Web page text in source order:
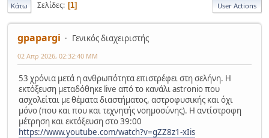
Κάτω Σελίδες 1 User Actions
gpapargi Γενικός διαχειριστής
02 Απρ 2026, 02:32:40 ΜΜ
53 χρόνια μετά η ανθρωπότητα επιστρέφει στη σελήνη. Η
εκτόξευση μεταδόθηκε live από το κανάλι astronio που
ασχολείται με θέματα διαστήματος, αστροφυσικής και όχι
μόνο (που και που και τεχνητής νοημοσύνης). Η αντίστροφη
μέτρηση και εκτόξευση στο 39:00
https://www.youtube.com/watch?v=gZZ8z1-xIis